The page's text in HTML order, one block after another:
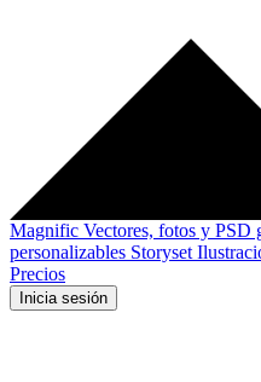
Magnific Vectores, fotos y PSD
personalizables Storyset
Precios
Inicia sesión